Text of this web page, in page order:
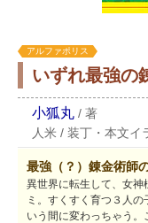
アルファポリス
いずれ最強の
小狐丸 / 著
人米 / 装丁・本文イ
最強（？）錬金術師
異世界に転生して、女神
ミ。すくすく育つ３人
いう間に変わっちゃう